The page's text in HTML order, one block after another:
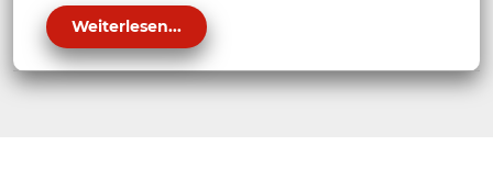
Weiterlesen...